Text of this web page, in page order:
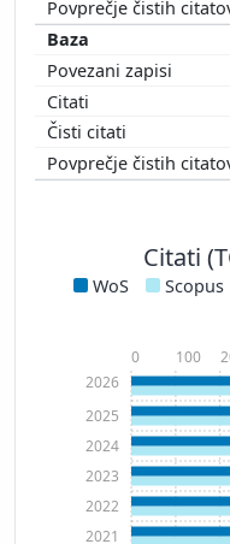
Citati
WoS Scopus
2021
2022
2023
2024
2025
2026
0 100